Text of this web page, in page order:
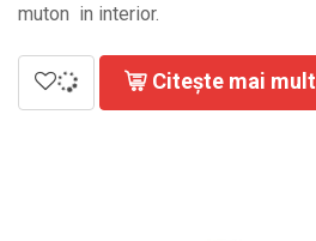
muton in interior.
Citește mai mult